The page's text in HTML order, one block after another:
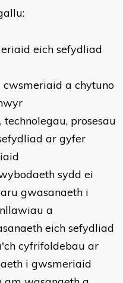
eich sefydliad
a chytuno
prosesau
ar gyfer
sydd ei
gwasanaeth i
a
eich sefydliad
cyfrifoldebau ar
i gwsmeriaid